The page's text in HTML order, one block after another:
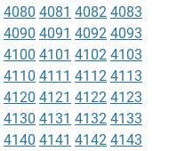
4080 4081 4082 4083
4090 4091 4092 4093
4100 4101 4102 4103
4110 4111 4112 4113
4120 4121 4122 4123
4130 4131 4132 4133
4140 4141 4142 4143